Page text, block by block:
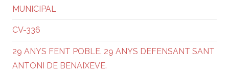
MUNICIPAL
CV-336
29 ANYS FENT POBLE. 29 ANYS DEFENSANT SANT
ANTONI DE BENAIXEVE.